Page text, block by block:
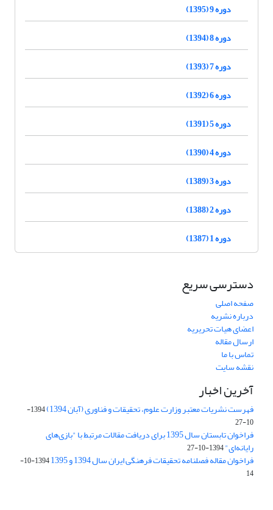
دوره 9 (1395)
دوره 8 (1394)
دوره 7 (1393)
دوره 6 (1392)
دوره 5 (1391)
دوره 4 (1390)
دوره 3 (1389)
دوره 2 (1388)
دوره 1 (1387)
دسترسی سریع
صفحه اصلی
درباره نشریه
اعضای هیات تحریریه
ارسال مقاله
تماس با ما
نقشه سایت
آخرین اخبار
فهرست نشریات معتبر وزارت علوم، تحقیقات و فناوری (آبان 1394)
1394-
10-27
فراخوان تابستان سال 1395 برای دریافت مقالات مرتبط با "بازی‌های
رایانه‌ای"1394-10-27
فراخوان مقاله فصلنامه تحقیقات فرهنگی ایران سال 1394 و 1395
1394-10-
14